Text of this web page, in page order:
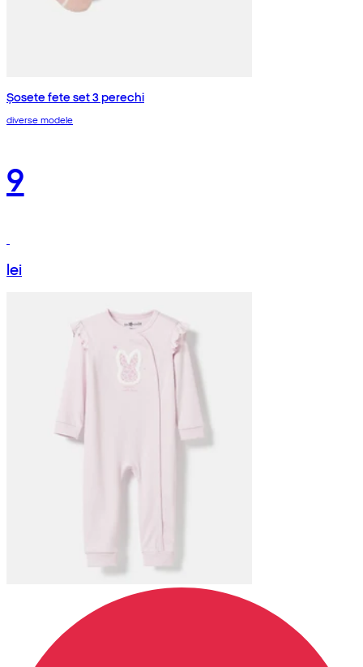
Șosete fete set 3 perechi
diverse modele
9
lei